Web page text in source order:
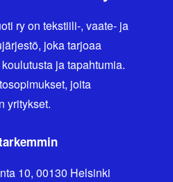
ry on tekstiili-, vaate- ja
joka tarjoaa
ja tapahtumia.
joita
yritykset.
10, 00130 Helsinki